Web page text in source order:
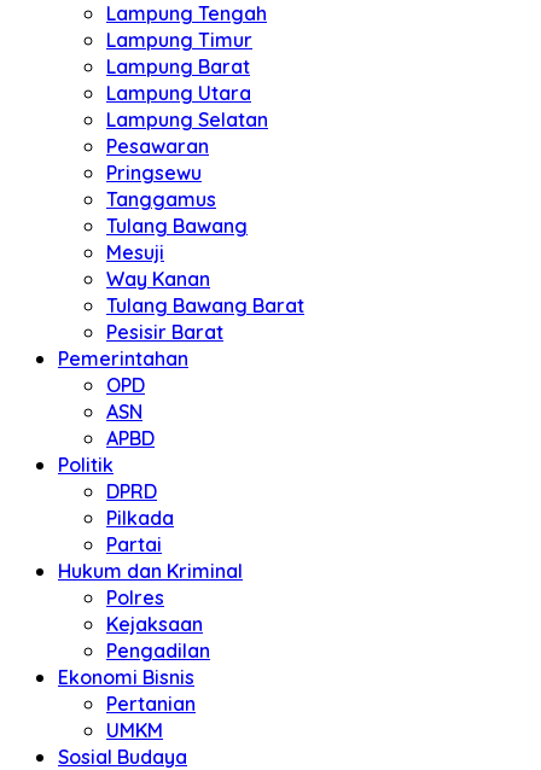
Lampung Tengah
Lampung Timur
Lampung Barat
Lampung Utara
Lampung Selatan
Pesawaran
Pringsewu
Tanggamus
Tulang Bawang
Mesuji
Way Kanan
Tulang Bawang Barat
Pesisir Barat
Pemerintahan
OPD
ASN
APBD
Politik
DPRD
Pilkada
Partai
Hukum dan Kriminal
Polres
Kejaksaan
Pengadilan
Ekonomi Bisnis
Pertanian
UMKM
Sosial Budaya